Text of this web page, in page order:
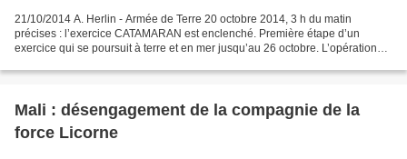
21/10/2014 A. Herlin - Armée de Terre 20 octobre 2014, 3 h du matin
précises : l’exercice CATAMARAN est enclenché. Première étape d’un
exercice qui se poursuit à terre et en mer jusqu’au 26 octobre. L’opération
Mali : désengagement de la compagnie de la
force Licorne